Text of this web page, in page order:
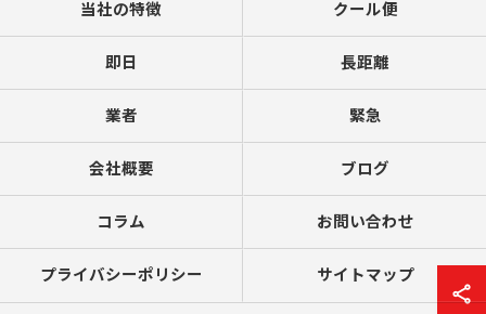
当社の特徴 クール便
即日 長距離
業者 緊急
会社概要 ブログ
コラム お問い合わせ
プライバシーポリシー サイトマップ